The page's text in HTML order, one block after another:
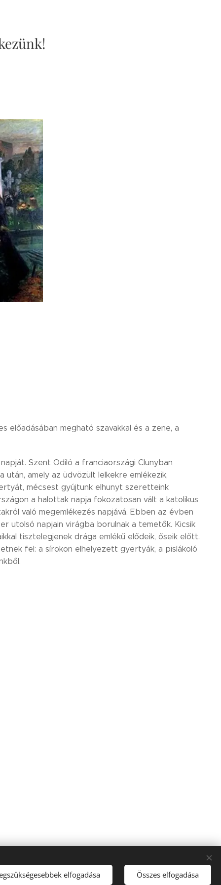
előadásában megható szavakkal és a zene, a
Szent Odiló a franciaországi Clunyban
amely az üdvözült lelkekre emlékezik,
mécsest gyújtunk elhunyt szeretteink
a halottak napja fokozatosan vált a katolikus
való megemlékezés napjává. Ebben az évben
utolsó napjain virágba borulnak a temetők. Kicsik
tisztelegjenek drága emlékű elődeik, őseik előtt.
fel: a sírokon elhelyezett gyertyák, a pislákoló
elfogadása Összes elfogadása